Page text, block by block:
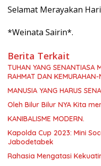
Selamat Merayakan
*Weinata Sairin*.
Berita Terkait
TUHAN YANG SENANTIASA
RAHMAT DAN KEMURAHAN-
MANUSIA YANG HARUS
Oleh Bilur Bilur NYA Kita
KANIBALISME MODERN.
Kapolda Cup 2023: Mini
Jabodetabek
Rahasia Mengatasi